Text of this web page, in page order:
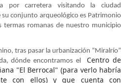
por carretera visitando la ciudad
conjunto arqueológico es Patrimonio
romanas de nuestro municipio
tras pasar la urbanización “Miralrío”
dónde encontramos el Centro de
"El Berrocal" (para verlo habría
con ellos) y que cuenta con